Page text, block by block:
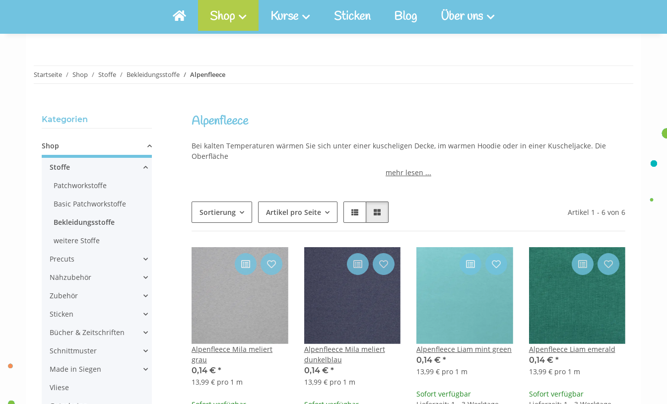
Shop Kurse Sticken Blog Über uns
Startseite Shop Stoffe Bekleidungsstoffe Alpenfleece
Alpenfleece
Bei kalten Temperaturen wärmen Sie sich unter einer kuscheligen Decke, im warmen Hoodie oder in einer Kuscheljacke. Die
Oberfläche
mehr lesen ...
Sortierung Artikel pro Seite Artikel 1 - 6 von 6
Alpenfleece Mila meliert
grau
0,14 € *
13,99 € pro 1 m
Alpenfleece Mila meliert
dunkelblau
0,14 € *
13,99 € pro 1 m
Alpenfleece Liam mint green
0,14 € *
13,99 € pro 1 m
Sofort verfügbar
Alpenfleece Liam emerald
0,14 € *
13,99 € pro 1 m
Sofort verfügbar
Kategorien
Shop
Stoffe
Patchworkstoffe
Basic Patchworkstoffe
Bekleidungsstoffe
weitere Stoffe
Precuts
Nähzubehör
Zubehör
Sticken
Bücher & Zeitschriften
Schnittmuster
Made in Siegen
Vliese